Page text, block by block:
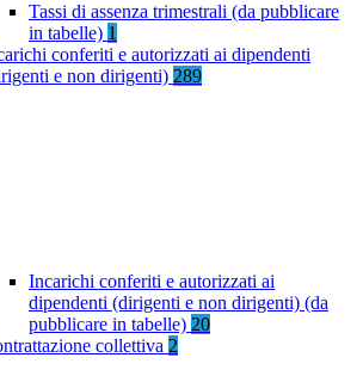
Tassi di assenza trimestrali (da pubblicare
in tabelle) 1
conferiti e autorizzati ai dipendenti
e non dirigenti) 289
Incarichi conferiti e autorizzati ai
dipendenti (dirigenti e non dirigenti) (da
pubblicare in tabelle) 20
collettiva 2